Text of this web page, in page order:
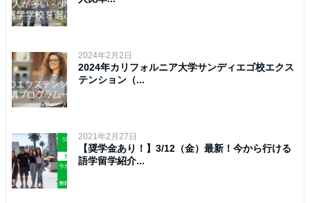
2024年2月2日
2024年カリフォルニア大学サンディエゴ校エクス
テンション（...
2021年2月27日
【奨学金あり！】3/12（金）最新！今から行ける
語学留学紹介...